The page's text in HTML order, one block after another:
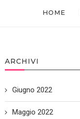
HOME
ARCHIVI
Giugno 2022
Maggio 2022